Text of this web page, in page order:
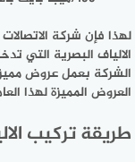
الالياف البصرية التي
الشركة بعمل عروض
العروض المميزة لهذا
طريقة تركيب